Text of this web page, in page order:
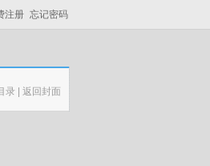
注册 忘记密码
录 | 返回封面